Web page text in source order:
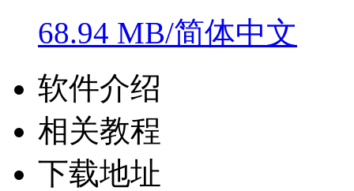
68.94 MB/简体中文
软件介绍
相关教程
下载地址